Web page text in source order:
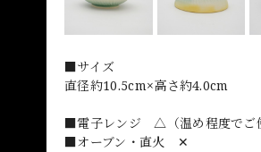
■サイズ
直径約10.5cm×高さ約4.0cm
■電子レンジ △（温め程度でご
■オーブン・直火 ✕